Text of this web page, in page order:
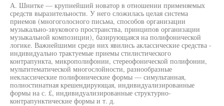
А. Шнитке — крупнейший новатор в отношении применяемых
средств выразительности. У него сложилась целая система
приемов (многоголосного письма, способов организации
музыкально-звукового пространства, принципов организации
музыкальной композиции), базирующаяся на полифонической
логике. Важнейшими среди них явились аклассические средства -
индивидуально трактуемые приемы стилистического
контрапункта, микрополифонии, стереофонической полифонии,
мультитематической многослойности, разнообразные
неклассические полифонические формы — симультанная,
полиостинатная крешендирующая, индивидуализированные
формы на с. £, индивидуализированные структурно-
контрапунктические формы и т. д.